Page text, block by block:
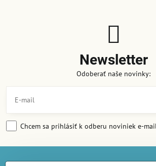
Newsletter
Odoberať naše novinky:
Chcem sa prihlásiť k odberu noviniek e-